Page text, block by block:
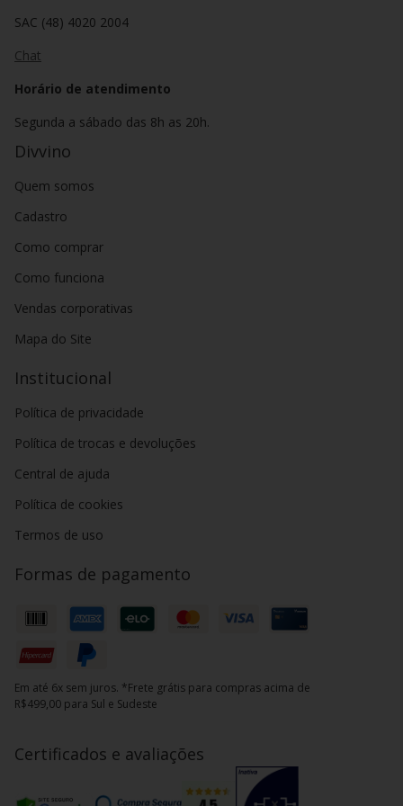
SAC (48) 4020 2004
Chat
Horário de atendimento
Segunda a sábado das 8h as 20h.
Divvino
Quem somos
Cadastro
Como comprar
Como funciona
Vendas corporativas
Mapa do Site
Institucional
Política de privacidade
Política de trocas e devoluções
Central de ajuda
Política de cookies
Termos de uso
Formas de pagamento
Em até 6x sem juros. *Frete grátis para compras acima de
R$499,00 para Sul e Sudeste
Certificados e avaliações